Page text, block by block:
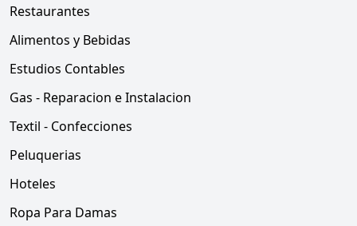
Restaurantes
Alimentos y Bebidas
Estudios Contables
Gas - Reparacion e Instalacion
Textil - Confecciones
Peluquerias
Hoteles
Ropa Para Damas